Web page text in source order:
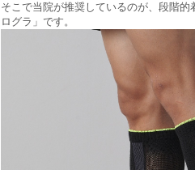
そこで当院が推奨しているのが、段階
ログラ」です。